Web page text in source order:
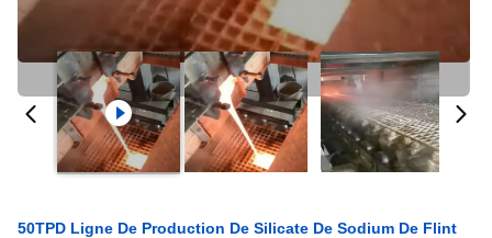
50TPD Ligne De Production De Silicate De Sodium De Flint